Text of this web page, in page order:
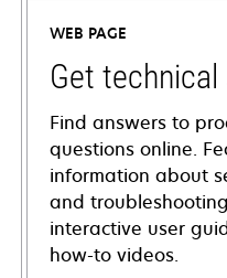
WEB PAGE
Get
Find answers to
questions online.
information about
and
interactive user
how-to videos.